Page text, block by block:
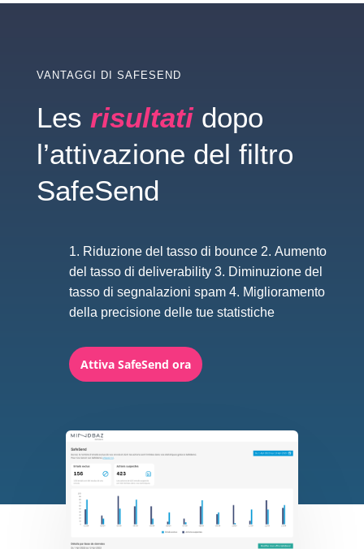
VANTAGGI DI SAFESEND
Les risultati dopo
l’attivazione del filtro
SafeSend
1. Riduzione del tasso di bounce 2. Aumento
del tasso di deliverability 3. Diminuzione del
tasso di segnalazioni spam 4. Miglioramento
della precisione delle tue statistiche
Attiva SafeSend ora